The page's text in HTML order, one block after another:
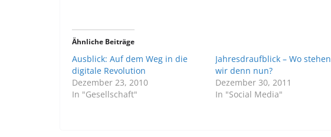
Ähnliche Beiträge
Ausblick: Auf dem Weg in die
digitale Revolution
Dezember 23, 2010
In "Gesellschaft"
Jahresdraufblick – Wo stehen
wir denn nun?
Dezember 30, 2011
In "Social Media"